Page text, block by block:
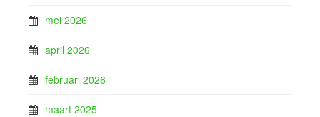
mei 2026
april 2026
februari 2026
maart 2025